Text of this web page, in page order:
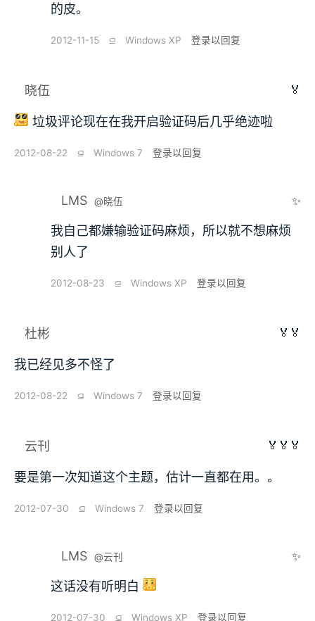
的皮。
2012-11-15 ⫑ Windows XP 登录以回复
晓伍 🏅
垃圾评论现在在我开启验证码后几乎绝迹啦
2012-08-22 ⫑ Windows 7 登录以回复
LMS @晓伍 ✨
我自己都嫌输验证码麻烦，所以就不想麻烦
别人了
2012-08-23 ⫑ Windows XP 登录以回复
杜彬 🏅🏅
我已经见多不怪了
2012-08-22 ⫑ Windows 7 登录以回复
云刊 🏅🏅🏅
要是第一次知道这个主题，估计一直都在用。。
2012-07-30 ⫑ Windows 7 登录以回复
LMS @云刊 ✨
这话没有听明白
2012-07-30 ⫑ Windows XP 登录以回复